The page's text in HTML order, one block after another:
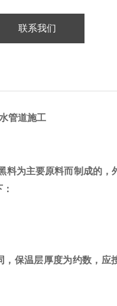
联系我们
管道施工
料为主要原料而制成的，
保温层厚度为约数，应